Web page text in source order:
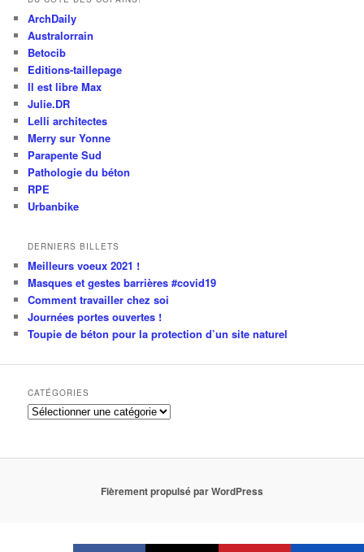
ArchDaily
Australorrain
Betocib
Editions-taillepage
Il est libre Max
Julie.DR
Lelli architectes
Merry sur Yonne
Parapente Sud
Pathologie du béton
RPE
Urbanbike
DERNIERS BILLETS
Meilleurs voeux 2021 !
Masques et gestes barrières #covid19
Comment travailler chez soi
Journées portes ouvertes !
Toupie de béton pour la protection d’un site naturel
CATÉGORIES
Catégories
Fièrement propulsé par WordPress